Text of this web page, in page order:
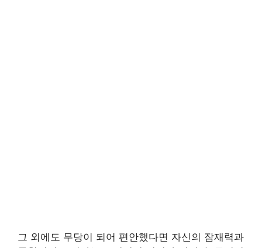
그 외에도 무당이 되어 편안했다면 자신의 잠재력과